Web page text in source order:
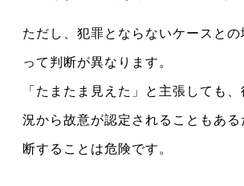
ただし、犯罪とならないケースとの
って判断が異なります。
「たまたま見えた」と主張しても
況から故意が認定されることもある
断することは危険です。